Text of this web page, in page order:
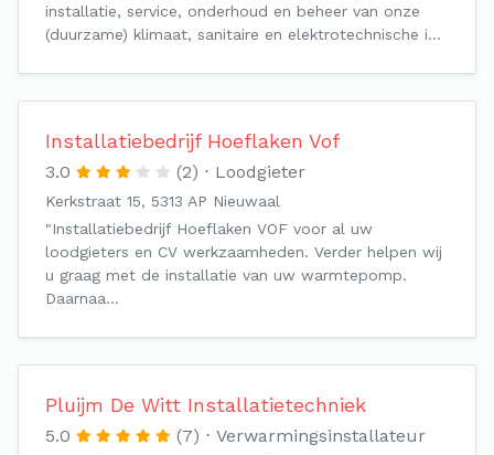
installatie, service, onderhoud en beheer van onze
(duurzame) klimaat, sanitaire en elektrotechnische i…
Installatiebedrijf Hoeflaken Vof
3.0 (2) Loodgieter
Kerkstraat 15, 5313 AP Nieuwaal
"Installatiebedrijf Hoeflaken VOF voor al uw
loodgieters en CV werkzaamheden. Verder helpen wij
u graag met de installatie van uw warmtepomp.
Daarnaa…
Pluijm De Witt Installatietechniek
5.0 (7) Verwarmingsinstallateur